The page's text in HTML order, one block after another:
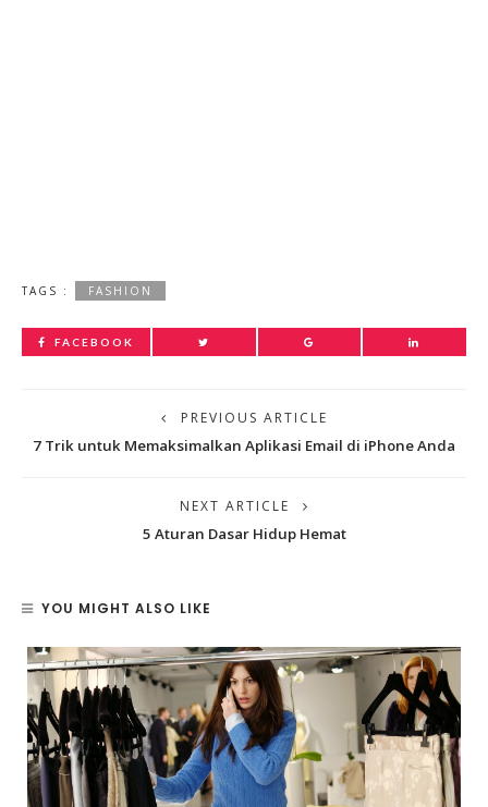
TAGS : FASHION
FACEBOOK
PREVIOUS ARTICLE
7 Trik untuk Memaksimalkan Aplikasi Email di iPhone Anda
NEXT ARTICLE
5 Aturan Dasar Hidup Hemat
YOU MIGHT ALSO LIKE